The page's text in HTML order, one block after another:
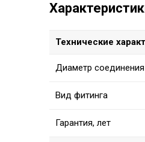
Технические
Диаметр соединения
Вид фитинга
Гарантия, лет